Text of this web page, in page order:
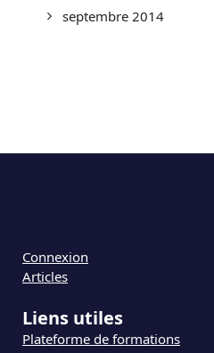
septembre 2014
Connexion
Articles
Liens utiles
Plateforme de formations